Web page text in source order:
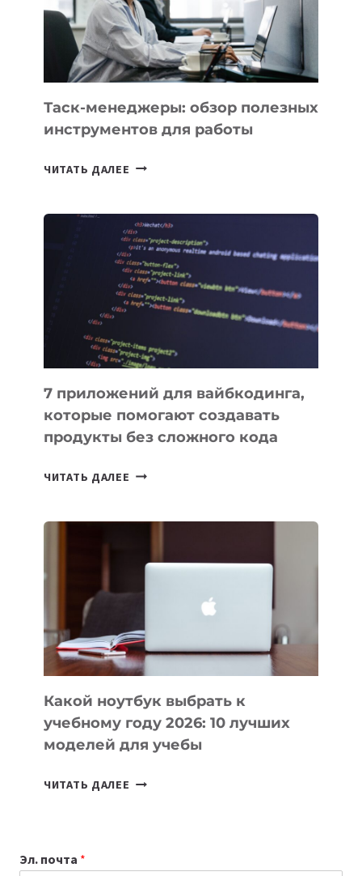
«ИСКУССТВЕННОГО
ИНЖЕНЕРА»
Таск-менеджеры: обзор полезных
инструментов для работы
ЧИТАТЬ ДАЛЕЕ ТАСК-
ПОЛЕЗНЫХ
ИНСТРУМЕНТОВ
ДЛЯ
РАБОТЫ
7 приложений для вайбкодинга,
которые помогают создавать
продукты без сложного кода
ЧИТАТЬ ДАЛЕЕ 7
ПОМОГАЮТ
СОЗДАВАТЬ
БЕЗ
СЛОЖНОГО
КОДА
Какой ноутбук выбрать к
учебному году 2026: 10 лучших
моделей для учебы
ЧИТАТЬ ДАЛЕЕ КАКОЙ
Эл. почта *